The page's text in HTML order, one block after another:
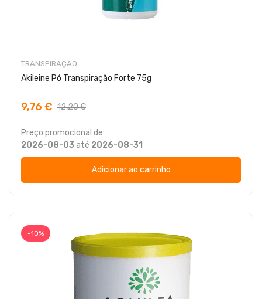
TRANSPIRAÇÃO
Akileine Pó Transpiração Forte 75g
9,76 € 12,20 €
Preço promocional de:
2026-08-03 até 2026-08-31
Adicionar ao carrinho
-10%